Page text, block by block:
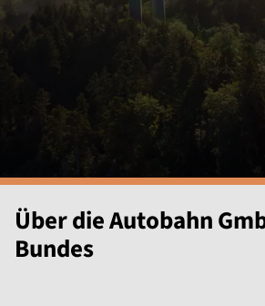
Über die Autobahn
Bundes